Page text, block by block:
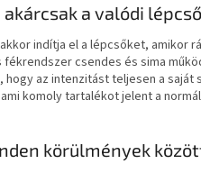
a valódi
indítja el a lépcsőket, amikor
csendes és sima
az intenzitást teljesen a saját
komoly tartalékot jelent a
körülmények